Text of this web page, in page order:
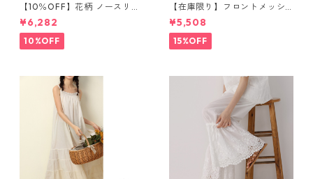
【10％OFF】花柄 ノースリー
ブワンピース 10768
¥6,282
10%OFF
【在庫限り】フロントメッシ
ュ バックパック M 2col 11170
¥5,508
15%OFF